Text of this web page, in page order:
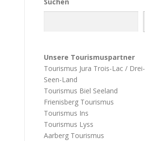
Unsere Tourismuspartner
Tourismus Jura Trois-Lac / Drei-
Seen-Land
Tourismus Biel Seeland
Frienisberg Tourismus
Tourismus Ins
Tourismus Lyss
Aarberg Tourismus